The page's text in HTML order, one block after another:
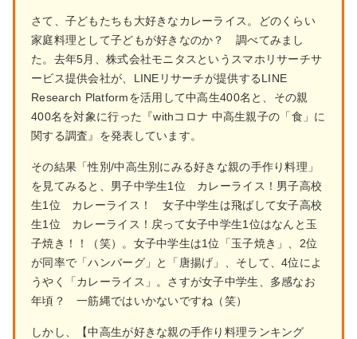
さて、子どもたちも大好きなカレーライス。どのくらい
家庭料理として子どもが好きなのか？ 調べてみまし
た。去年5月、株式会社モニタスというスマホリサーチサ
ービス提供会社が、LINEリサーチが提供するLINE
Research Platformを活用して中高生400名と、その親
400名を対象に行った『withコロナ 中高生親子の「食」に
関する調査』を発表しています。
その結果「性別/中高生別にみる好きな親の手作り料理」
を見てみると、男子中学生1位 カレーライス！男子高校
生1位 カレーライス！ 女子中学生は飛ばして女子高校
生1位 カレーライス！戻って女子中学生1位はなんと玉
子焼き！！（笑）。女子中学生は1位「玉子焼き」、2位
が同率で「ハンバーグ」と「唐揚げ」、そして、4位によ
うやく「カレーライス」。さすが女子中学生、多感なお
年頃？ 一筋縄ではいかないですね（笑）
しかし、【中高生が好きな親の手作り料理ランキング